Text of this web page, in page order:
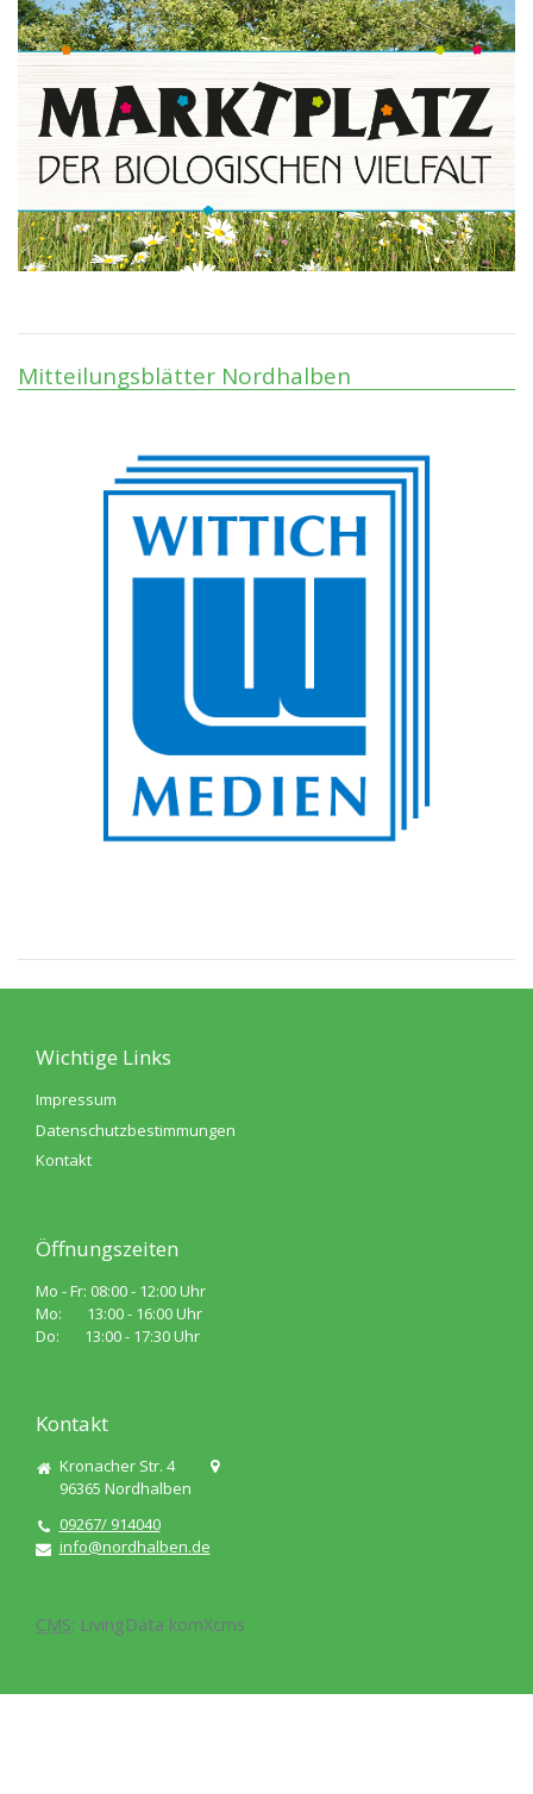
Mitteilungsblätter Nordhalben
Wichtige Links
Impressum
Datenschutzbestimmungen
Kontakt
Öffnungszeiten
Mo - Fr: 08:00 - 12:00 Uhr
Mo: 13:00 - 16:00 Uhr
Do: 13:00 - 17:30 Uhr
Kontakt
Kronacher Str. 4
96365 Nordhalben
09267/ 914040
info@nordhalben.de
CMS: LivingData komXcms